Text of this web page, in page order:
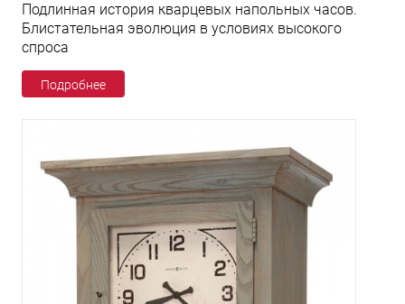
Подлинная история кварцевых напольных часов.
Блистательная эволюция в условиях высокого
спроса
Подробнее